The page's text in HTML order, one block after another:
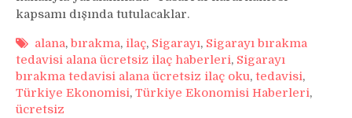
kapsamı dışında tutulacaklar.
alana, bırakma, ilaç, Sigarayı, Sigarayı bırakma
tedavisi alana ücretsiz ilaç haberleri, Sigarayı
bırakma tedavisi alana ücretsiz ilaç oku, tedavisi,
Türkiye Ekonomisi, Türkiye Ekonomisi Haberleri,
ücretsiz